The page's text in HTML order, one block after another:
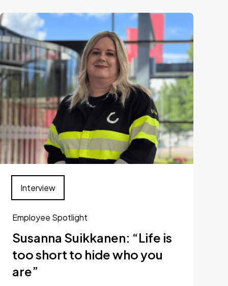
Employee Spotlight
Susanna Suikkanen: “Life is
too short to hide who you
are”
Interview